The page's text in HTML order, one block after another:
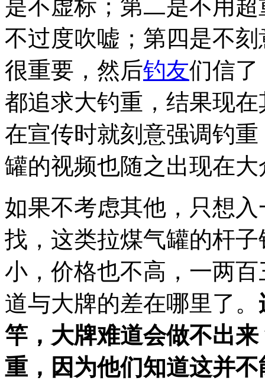
是不虚标；第二是不用
不过度吹嘘；第四是不
很重要，然后钓友们信了
都追求大钓重，结果现
在宣传时就刻意强调钓
罐的视频也随之出现在大
如果不考虑其他，只想
找，这类拉煤气罐的杆
小，价格也不高，一两
道与大牌的差在哪里了。
竿，大牌难道会做不出
重，因为他们知道这并